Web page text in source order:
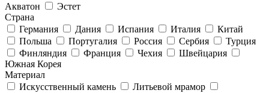
Акватон
Эстет
Страна
Германия
Дания Испания Италия
Китай
Польша
Португалия Россия Сербия
Турция
Финляндия
Франция Чехия
Швейцария
Южная Корея
Материал
Искусственный камень
Литьевой мрамор